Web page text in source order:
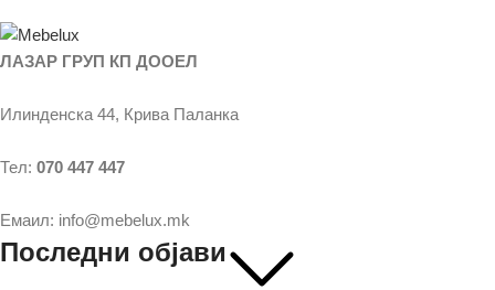
ЛАЗАР ГРУП КП ДООЕЛ
Илинденска 44, Крива Паланка
Тел: 070 447 447
Емаил: info@mebelux.mk
Последни објави